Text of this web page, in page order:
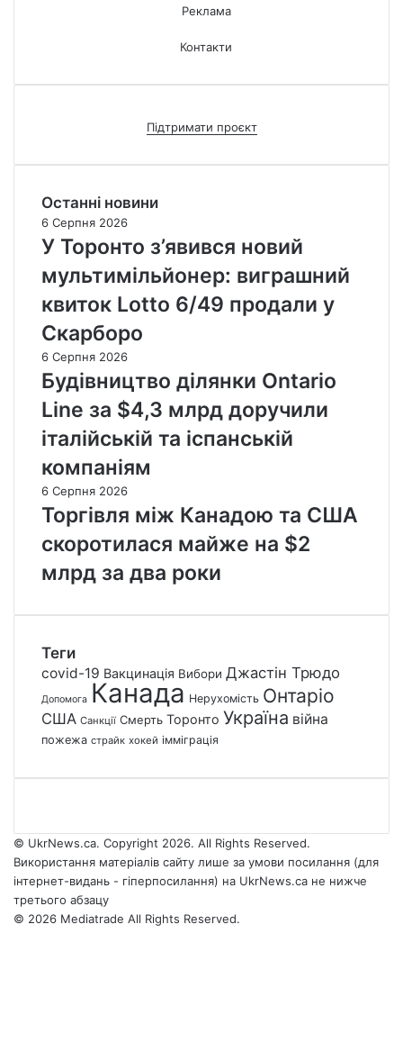
Реклама
Контакти
Підтримати проєкт
Останні новини
6 Серпня 2026
У Торонто з’явився новий
мультимільйонер: виграшний
квиток Lotto 6/49 продали у
Скарборо
6 Серпня 2026
Будівництво ділянки Ontario
Line за $4,3 млрд доручили
італійській та іспанській
компаніям
6 Серпня 2026
Торгівля між Канадою та США
скоротилася майже на $2
млрд за два роки
Теги
covid-19 Вакцинація Вибори Джастін Трюдо
Допомога Канада Нерухомість Онтаріо
США Санкції Смерть Торонто Україна війна
пожежа страйк хокей імміграція
© UkrNews.ca. Copyright 2026. All Rights Reserved.
Використання матеріалів сайту лише за умови посилання (для
інтернет-видань - гіперпосилання) на UkrNews.ca не нижче
третього абзацу
© 2026 Mediatrade All Rights Reserved.